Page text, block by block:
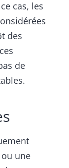
cas, les
des
de
une